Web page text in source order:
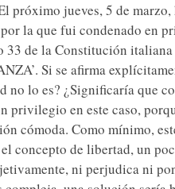
próximo jueves, 5 de marzo,
la que fui condenado en
33 de la Constitución
Si se afirma
no lo es? ¿Significaría que
privilegio en este caso,
cómoda. Como mínimo,
concepto de libertad, un
ni perjudica ni